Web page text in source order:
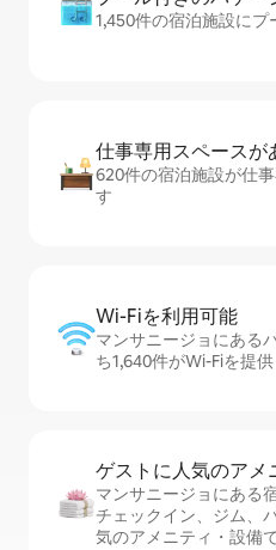
1,450件の宿泊施設にプ
仕事専用ス⁠ペ⁠ー⁠スが
620件の宿泊施設が仕
す
Wi-Fiを利⁠用⁠可⁠能
マンサニージョにある
ち1,640件がWi-Fiを提
ゲストに人⁠気⁠のア⁠メ⁠
マンサニージョにある
チ⁠ェ⁠ッ⁠ク⁠イ⁠ン、ジム、
気のアメニティ・設備